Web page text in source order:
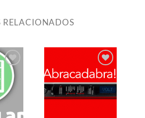
RELACIONADOS